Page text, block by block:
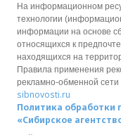
На информационном
технологии
информации на основе
относящихся к
находящихся на
Правила применения
рекламно-обменной
sibnovosti.ru
Политика обработки
«Сибирское